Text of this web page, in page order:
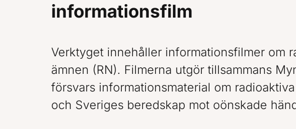
informationsfilm
Verktyget innehåller informationsfilmer om
ämnen (RN). Filmerna utgör tillsammans
försvars informationsmaterial om
och Sveriges beredskap mot oönskade